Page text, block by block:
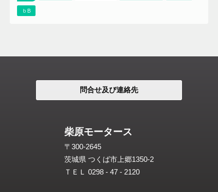
ｂB
問合せ及び連絡先
柴原モータース
〒300-2645
茨城県 つくば市上郷1350-2
ＴＥＬ 0298 - 47 - 2120